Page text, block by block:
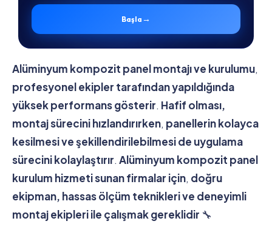
Başla →
Alüminyum kompozit panel montajı ve kurulumu,
profesyonel ekipler tarafından yapıldığında
yüksek performans gösterir. Hafif olması,
montaj sürecini hızlandırırken, panellerin kolayca
kesilmesi ve şekillendirilebilmesi de uygulama
sürecini kolaylaştırır. Alüminyum kompozit panel
kurulum hizmeti sunan firmalar için, doğru
ekipman, hassas ölçüm teknikleri ve deneyimli
montaj ekipleri ile çalışmak gereklidir 🔧